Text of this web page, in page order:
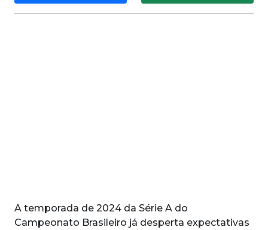
A temporada de 2024 da Série A do
Campeonato Brasileiro já desperta expectativas